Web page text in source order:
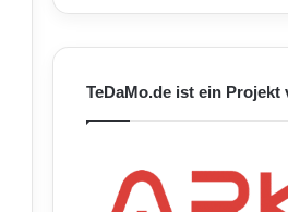
TeDaMo.de ist ein Projekt